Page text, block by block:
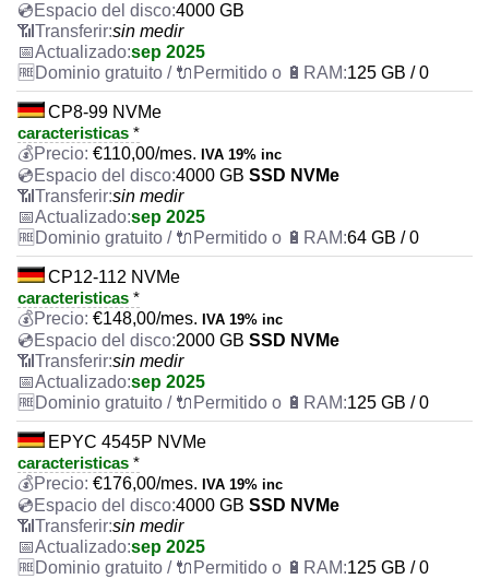
4000 GB
sin medir
sep 2025
125 GB / 0
CP8-99 NVMe
caracteristicas *
€110,00/mes. IVA 19% inc
4000 GB SSD NVMe
sin medir
sep 2025
64 GB / 0
CP12-112 NVMe
caracteristicas *
€148,00/mes. IVA 19% inc
2000 GB SSD NVMe
sin medir
sep 2025
125 GB / 0
EPYC 4545P NVMe
caracteristicas *
€176,00/mes. IVA 19% inc
4000 GB SSD NVMe
sin medir
sep 2025
125 GB / 0